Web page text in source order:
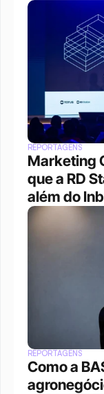
REPORTAGENS
Marketing
que a RD
além do
REPORTAGENS
Como a